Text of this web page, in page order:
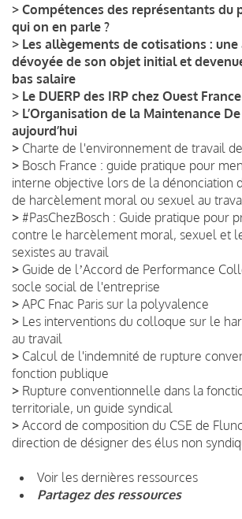
> Compétences des représentants du
qui on en parle ?
> Les allègements de cotisations :
dévoyée de son objet initial et
bas salaire
> Le DUERP des IRP chez Ouest France
> L’Organisation de la Maintenance De
aujourd’hui
> Charte de l'environnement de travail
> Bosch France : guide pratique pour
interne objective lors de la dénonciation
de harcèlement moral ou sexuel au
> #PasChezBosch : Guide pratique pour
contre le harcèlement moral, sexuel et
sexistes au travail
> Guide de lʼAccord de Performance
socle social de l'entreprise
> APC Fnac Paris sur la polyvalence
> Les interventions du colloque sur le
au travail
> Calcul de l'indemnité de rupture
fonction publique
> Rupture conventionnelle dans la
territoriale, un guide syndical
> Accord de composition du CSE de
direction de désigner des élus non
Voir les dernières ressources
Partagez des ressources